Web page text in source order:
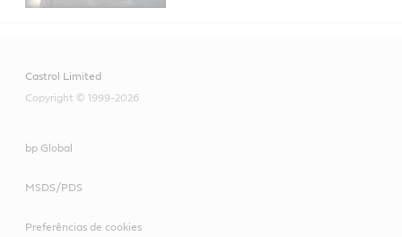
Castrol Limited
Copyright © 1999-2026
bp Global
MSDS/PDS
Preferências de cookies